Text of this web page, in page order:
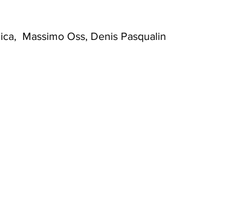
Massimo Oss, Denis Pasqualin